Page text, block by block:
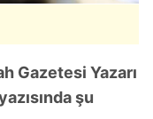
Gazetesi Yazarı
şu